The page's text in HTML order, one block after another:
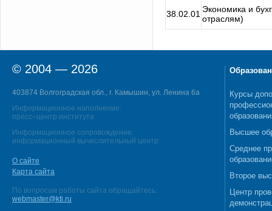
38.02.01 Экономика и
отраслям)
© 2004 — 2026
403874 Волгоградская обл., г. Камышин, ул. Ленина 6а
Информационное наполнение:
пресс–центр института
Информационное сопровождение:
информационный вычислительный центр
О сайте
Карта сайта
По вопросам работы сайта обращайтесь:
webmaster@kti.ru
Курсы
Высшее
Среднее
Второе
Центр